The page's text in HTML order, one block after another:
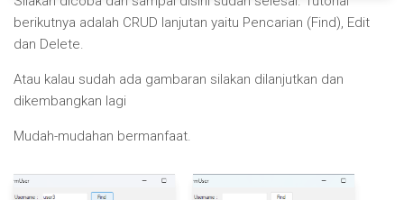
berikutnya adalah CRUD lanjutan yaitu Pencarian (Find), Edit
dan Delete.
Atau kalau sudah ada gambaran silakan dilanjutkan dan
dikembangkan lagi
Mudah-mudahan bermanfaat.